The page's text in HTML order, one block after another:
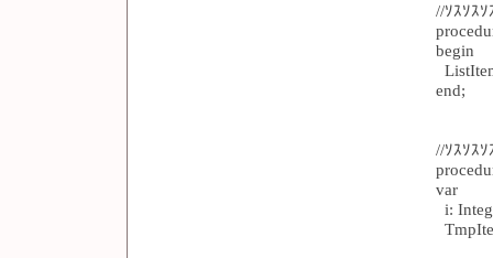
//ｿｽｿｽ
begin
end;
//ｿｽｿｽ
var
i: